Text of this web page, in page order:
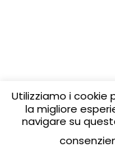
Utilizziamo i cookie
la migliore
navigare su